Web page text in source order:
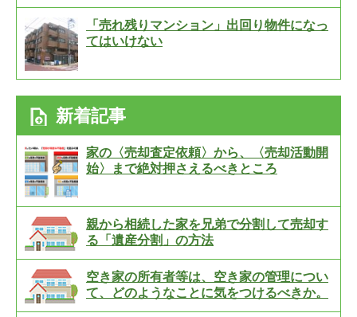
「売れ残りマンション」出回り物件になっ
てはいけない
新着記事
家の〈売却査定依頼〉から、〈売却活動開
始〉まで絶対押さえるべきところ
親から相続した家を兄弟で分割して売却す
る「遺産分割」の方法
空き家の所有者等は、空き家の管理につい
て、どのようなことに気をつけるべきか。